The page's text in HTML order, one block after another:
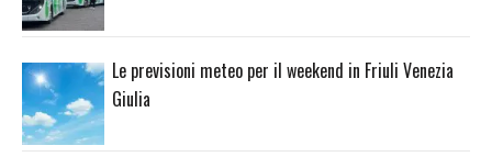
Le previsioni meteo per il weekend in Friuli Venezia
Giulia